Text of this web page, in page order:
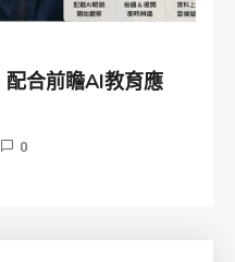
合前瞻AI教育應
0